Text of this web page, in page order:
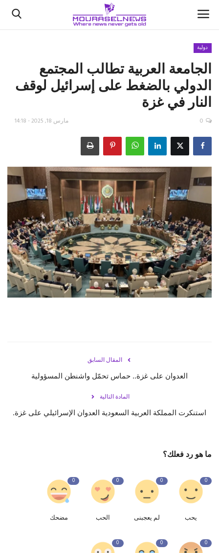
الأخبار
كتّابنا
السعودية
اقتصاد
علوم وتكنولوجيا
فيديو
حياة
دولية
‏الجامعة العربية تطالب المجتمع
الدولي بالضغط على إسرائيل لوقف
النار في غزة
مارس 18, 2025 - 14:18 0
المقال السابق
العدوان على غزة.. حماس تحمّل واشنطن المسؤولية
المادة التالية
استنكرت المملكة العربية السعودية العدوان الإسرائيلي على غزة.
ما هو رد فعلك؟
0
يحب
0
لم يعجبنى
0
الحب
0
مضحك
0
0
0